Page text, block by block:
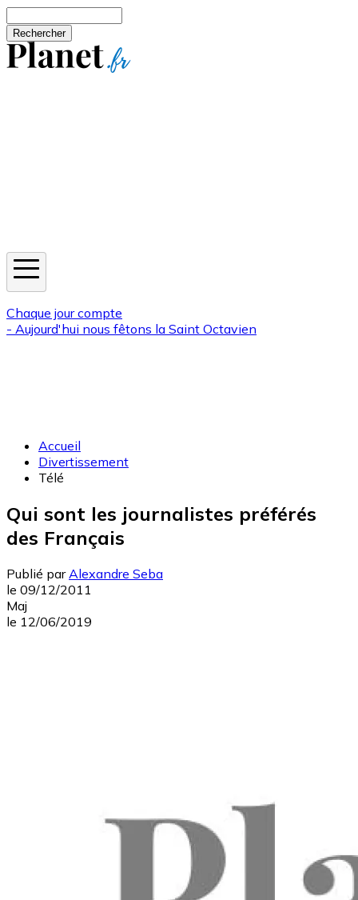
Chaque jour compte
- Aujourd'hui nous fêtons la Saint Octavien
Accueil
Divertissement
Télé
Qui sont les journalistes préférés
des Français
Publié par Alexandre Seba
le 09/12/2011
Maj
le 12/06/2019